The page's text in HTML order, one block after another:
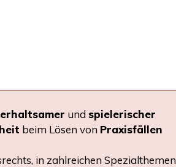
und spie­le­ri­scher
beim Lösen von Pra­xis­fäl­len
in zahl­rei­chen Spe­zi­al­the­men